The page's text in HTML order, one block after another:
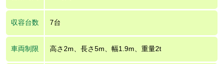
収容台数 7台
車両制限 高さ2m、長さ5m、幅1.9m、重量2t